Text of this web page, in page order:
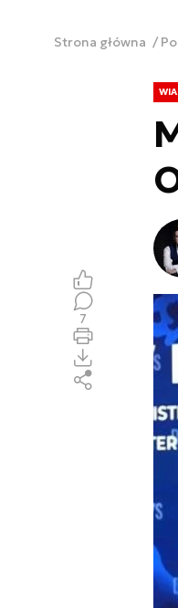
Strona główna
7